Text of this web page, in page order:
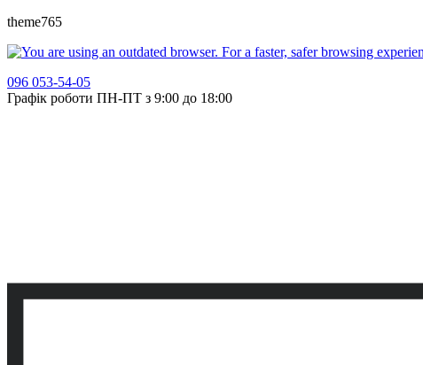
theme765
096 053-54-05
Графік роботи ПН-ПТ з 9:00 до 18:00